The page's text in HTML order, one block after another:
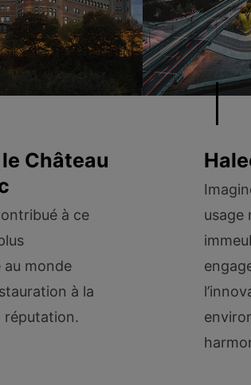
Château
à ce
monde
à la
réputation.
usage